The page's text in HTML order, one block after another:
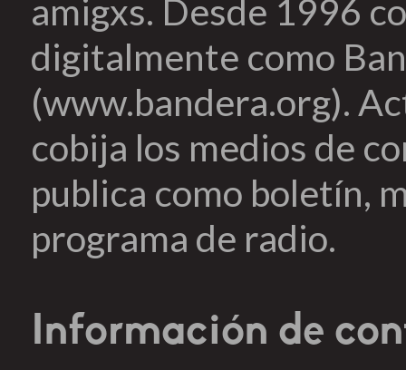
amigxs. Desde 1996
digitalmente como
(www.bandera.org).
cobija los medios de
publica como boletín,
programa de radio.
Información de